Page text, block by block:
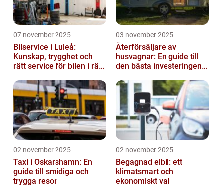
07 november 2025
Bilservice i Luleå:
Kunskap, trygghet och
rätt service för bilen i rätt
03 november 2025
Återförsäljare av
husvagnar: En guide till
den bästa investeringen
02 november 2025
Taxi i Oskarshamn: En
guide till smidiga och
trygga resor
02 november 2025
Begagnad elbil: ett
klimatsmart och
ekonomiskt val